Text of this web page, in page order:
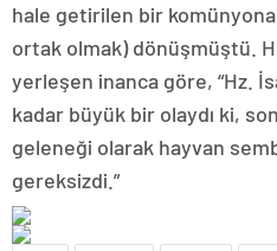
hale getirilen bir
ortak olmak) dönüşmüştü.
yerleşen inanca göre, “Hz.
kadar büyük bir olaydı ki,
geleneği olarak hayvan
gereksizdi.”